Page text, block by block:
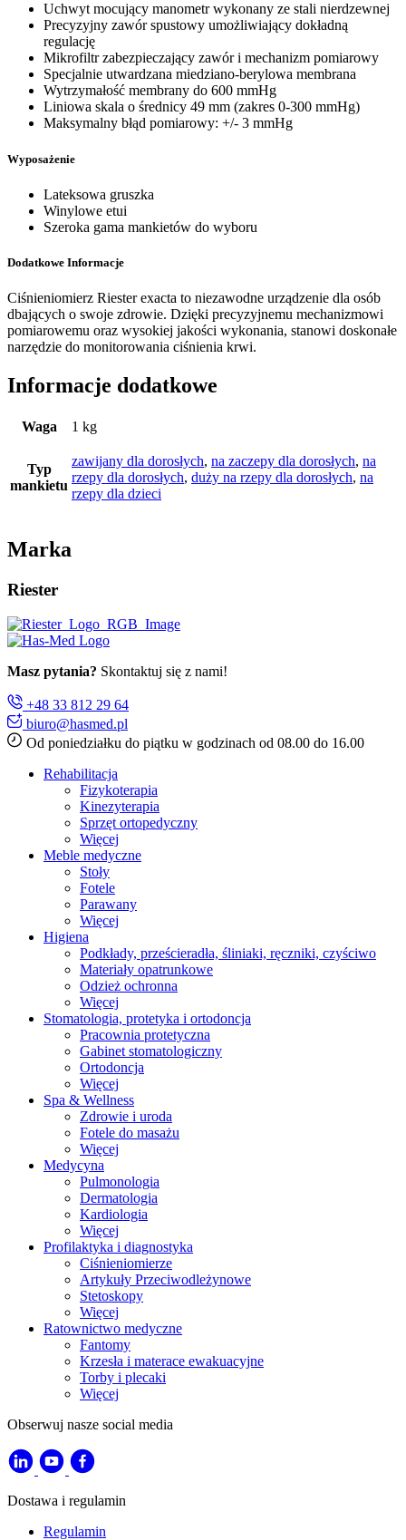
Uchwyt mocujący manometr wykonany ze stali nierdzewnej
Precyzyjny zawór spustowy umożliwiający dokładną
regulację
Mikrofiltr zabezpieczający zawór i mechanizm pomiarowy
Specjalnie utwardzana miedziano-berylowa membrana
Wytrzymałość membrany do 600 mmHg
Liniowa skala o średnicy 49 mm (zakres 0-300 mmHg)
Maksymalny błąd pomiarowy: +/- 3 mmHg
Wyposażenie
Lateksowa gruszka
Winylowe etui
Szeroka gama mankietów do wyboru
Dodatkowe Informacje
Ciśnieniomierz Riester exacta to niezawodne urządzenie dla osób
dbających o swoje zdrowie. Dzięki precyzyjnemu mechanizmowi
pomiarowemu oraz wysokiej jakości wykonania, stanowi doskonałe
narzędzie do monitorowania ciśnienia krwi.
Informacje dodatkowe
Waga 1 kg
Typ
mankietu
zawijany dla dorosłych, na zaczepy dla dorosłych, na
rzepy dla dorosłych, duży na rzepy dla dorosłych, na
rzepy dla dzieci
Marka
Riester
Masz pytania? Skontaktuj się z nami!
+48 33 812 29 64
biuro@hasmed.pl
Od poniedziałku do piątku w godzinach od 08.00 do 16.00
Rehabilitacja
Fizykoterapia
Kinezyterapia
Sprzęt ortopedyczny
Więcej
Meble medyczne
Stoły
Fotele
Parawany
Więcej
Higiena
Podkłady, prześcieradła, śliniaki, ręczniki, czyściwo
Materiały opatrunkowe
Odzież ochronna
Więcej
Stomatologia, protetyka i ortodoncja
Pracownia protetyczna
Gabinet stomatologiczny
Ortodoncja
Więcej
Spa & Wellness
Zdrowie i uroda
Fotele do masażu
Więcej
Medycyna
Pulmonologia
Dermatologia
Kardiologia
Więcej
Profilaktyka i diagnostyka
Ciśnieniomierze
Artykuły Przeciwodleżynowe
Stetoskopy
Więcej
Ratownictwo medyczne
Fantomy
Krzesła i materace ewakuacyjne
Torby i plecaki
Więcej
Obserwuj nasze social media
Dostawa i regulamin
Regulamin